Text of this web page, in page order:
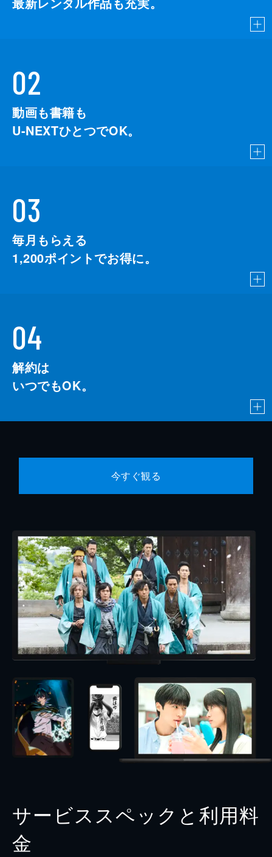
02
動画も書籍も
U-NEXTひとつでOK。
03
毎月もらえる
1,200ポイントでお得に。
04
解約は
いつでもOK。
今すぐ観る
サービススペックと利用料
金